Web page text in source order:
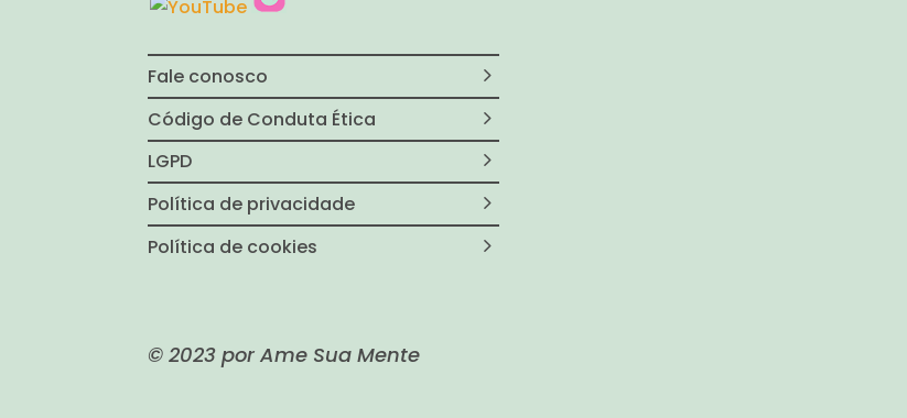
Fale conosco
Código de Conduta Ética
LGPD
Política de privacidade
Política de cookies
© 2023 por Ame Sua Mente